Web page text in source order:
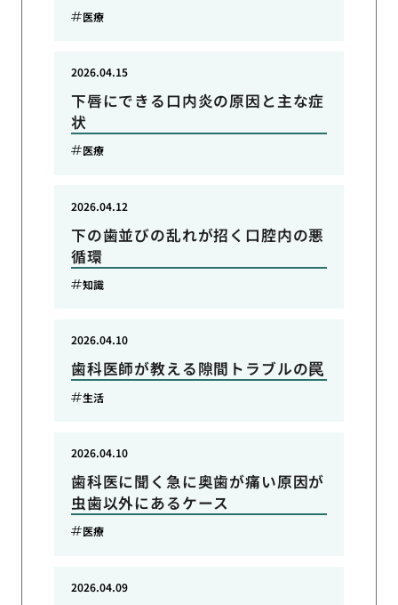
医療
下唇にできる口内炎の原因と主な症
状
2026.04.15
医療
下の歯並びの乱れが招く口腔内の悪
循環
2026.04.12
知識
歯科医師が教える隙間トラブルの罠
2026.04.10
生活
歯科医に聞く急に奥歯が痛い原因が
虫歯以外にあるケース
2026.04.10
医療
2026.04.09